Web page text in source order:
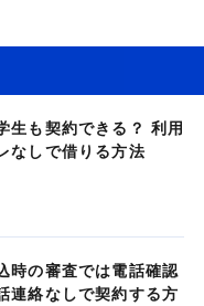
生も契約できる？ 利用
なしで借りる方法
時の審査では電話確認
連絡なしで契約する方